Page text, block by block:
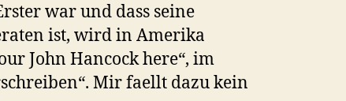
war und dass seine
ist, wird in Amerika
John Hancock here“, im
Mir faellt dazu kein